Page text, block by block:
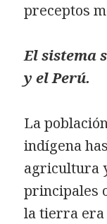
preceptos
El sistema
y el Perú.
La
indígena
agricultura
principales
la tierra era